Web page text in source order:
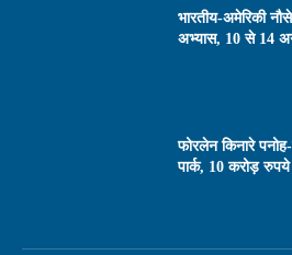
भारतीय-अमेरिकी
अभ्यास, 10 से 14
फोरलेन किनारे पनोह-
पार्क, 10 करोड़ रुपये